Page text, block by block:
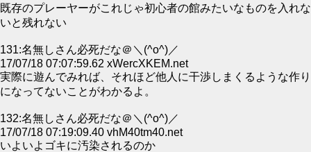
既存のプレーヤーがこれじゃ初心者の館みたいなものを入れな
いと残れない
131:名無しさん必死だな＠＼(^o^)／
17/07/18 07:07:59.62 xWercXKEM.net
実際に遊んでみれば、それほど他人に干渉しまくるような作り
になってないことがわかるよ。
132:名無しさん必死だな＠＼(^o^)／
17/07/18 07:19:09.40 vhM40tm40.net
いよいよゴキに汚染されるのか